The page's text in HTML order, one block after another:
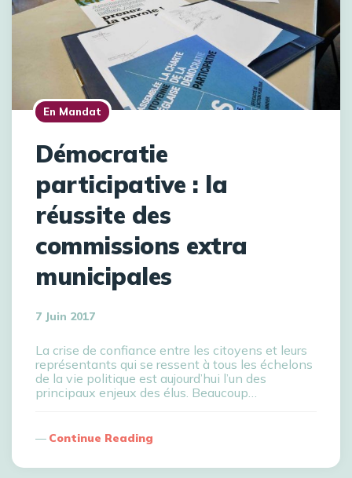
En Mandat
Démocratie
participative : la
réussite des
commissions extra
municipales
7 Juin 2017
La crise de confiance entre les citoyens et leurs
représentants qui se ressent à tous les échelons
de la vie politique est aujourd’hui l’un des
principaux enjeux des élus. Beaucoup…
Continue Reading